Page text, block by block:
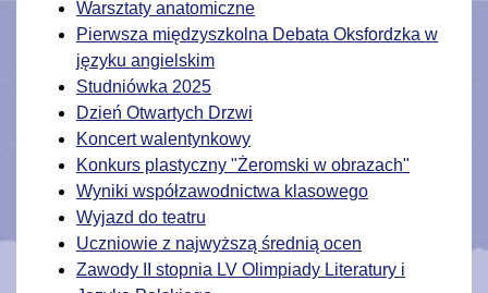
Warsztaty anatomiczne
Pierwsza międzyszkolna Debata Oksfordzka w
języku angielskim
Studniówka 2025
Dzień Otwartych Drzwi
Koncert walentynkowy
Konkurs plastyczny "Żeromski w obrazach"
Wyniki współzawodnictwa klasowego
Wyjazd do teatru
Uczniowie z najwyższą średnią ocen
Zawody II stopnia LV Olimpiady Literatury i